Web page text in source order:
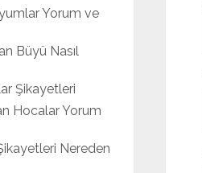
Yorum ve
Büyü Nasıl
Şikayetleri
Hocalar Yorum
Nereden